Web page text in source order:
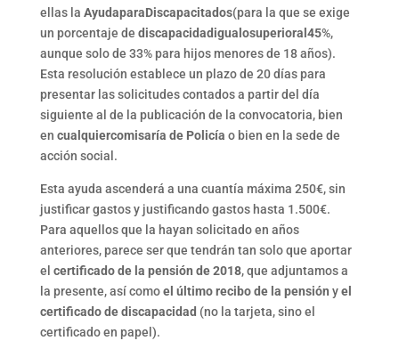
ellas la AyudaparaDiscapacitados(para la que se exige
un porcentaje de discapacidad igual osuperioral 45%,
aunque solo de 33% para hijos menores de 18 años).
Esta resolución establece un plazo de 20 días para
presentar las solicitudes contados a partir del día
siguiente al de la publicación de la convocatoria, bien
en cualquiercomisaría de Policía o bien en la sede de
acción social.
Esta ayuda ascenderá a una cuantía máxima 250€, sin
justificar gastos y justificando gastos hasta 1.500€.
Para aquellos que la hayan solicitado en años
anteriores, parece ser que tendrán tan solo que aportar
el certificado de la pensión de 2018, que adjuntamos a
la presente, así comoel último recibo de la pensión yel
certificado de discapacidad (no la tarjeta, sino el
certificado en papel).